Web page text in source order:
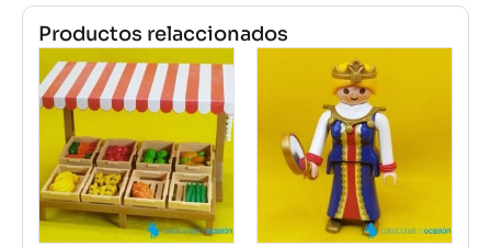
Productos relaccionados